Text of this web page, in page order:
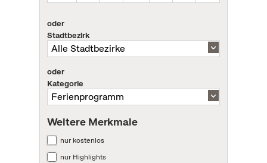
oder
Stadtbezirk
oder
Kategorie
Weitere Merkmale
nur kostenlos
nur Highlights